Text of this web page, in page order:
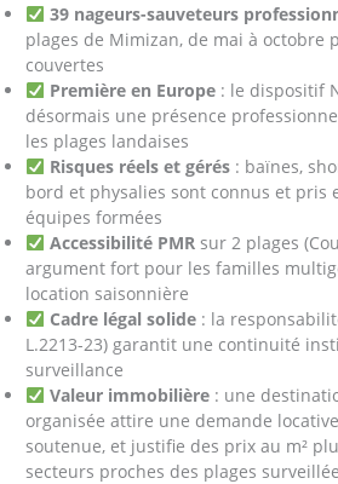
39 nageurs-sauveteurs
plages de Mimizan, de mai à octobre
couvertes
Première en Europe: le dispositif
désormais une présence
les plages landaises
Risques réels et gérés: baïnes,
bord et physalies sont connus et pris
équipes formées
Accessibilité PMRsur 2 plages
argument fort pour les familles
location saisonnière
Cadre légal solide: la
L.2213-23) garantit une continuité
surveillance
Valeur immobilière: une
organisée attire une demande
soutenue, et justifie des prix au m²
secteurs proches des plages